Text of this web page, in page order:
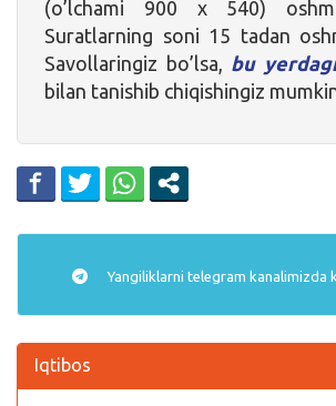
(o’lchami 900 x 540)
Suratlarning soni 15 tadan
Savollaringiz bo’lsa,
bu yerdagi
bilan tanishib chiqishingiz
Yangiliklarni telegram kanalimizda
Iqtibos